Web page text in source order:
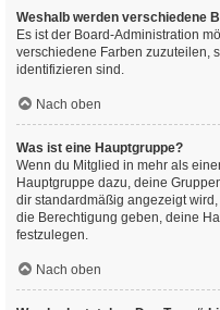
Weshalb werden verschiedene
Es ist der Board-Administration
verschiedene Farben zuzuteilen,
identifizieren sind.
Nach oben
Was ist eine Hauptgruppe?
Wenn du Mitglied in mehr als
Hauptgruppe dazu, deine
dir standardmäßig angezeigt
die Berechtigung geben, deine
festzulegen.
Nach oben